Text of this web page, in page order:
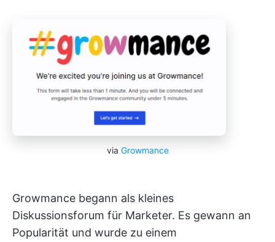
via Growmance
Growmance begann als kleines
Diskussionsforum für Marketer. Es gewann an
Popularität und wurde zu einem